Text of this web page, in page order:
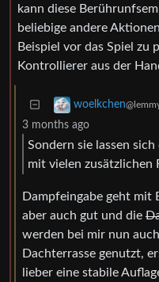
kann diese
beliebige andere
Beispiel vor das Spiel zu
Kontrollierer aus der
woelkchen
3 months ago
Sondern sie lassen
mit vielen zusätzlichen
Dampfeingabe geht mit
aber auch gut und die
werden bei mir nun
Dachterrasse genutzt,
lieber eine stabile